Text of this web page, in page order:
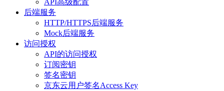
API高级配置
后端服务
HTTP/HTTPS后端服务
Mock后端服务
访问授权
API的访问授权
订阅密钥
签名密钥
京东云用户签名Access Key